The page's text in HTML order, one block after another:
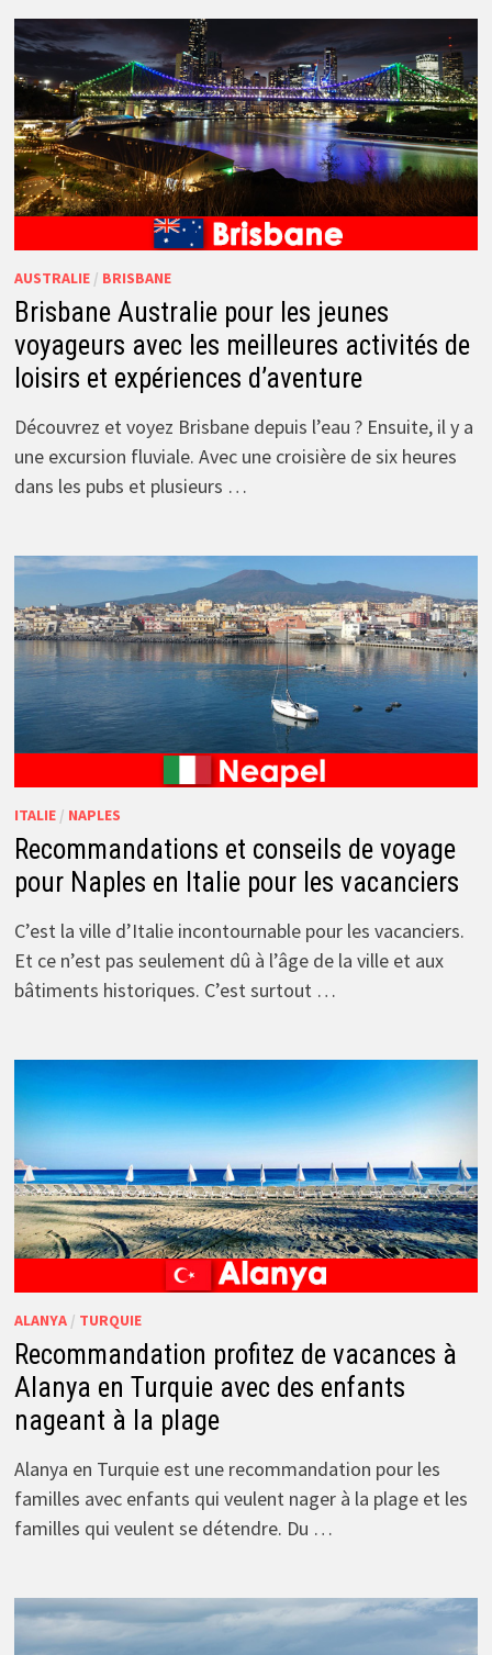
AUSTRALIE/ BRISBANE
Brisbane Australie pour les jeunes
voyageurs avec les meilleures activités de
loisirs et expériences d’aventure
Découvrez et voyez Brisbane depuis l’eau ? Ensuite, il y a
une excursion fluviale. Avec une croisière de six heures
dans les pubs et plusieurs …
ITALIE/ NAPLES
Recommandations et conseils de voyage
pour Naples en Italie pour les vacanciers
C’est la ville d’Italie incontournable pour les vacanciers.
Et ce n’est pas seulement dû à l’âge de la ville et aux
bâtiments historiques. C’est surtout …
ALANYA/ TURQUIE
Recommandation profitez de vacances à
Alanya en Turquie avec des enfants
nageant à la plage
Alanya en Turquie est une recommandation pour les
familles avec enfants qui veulent nager à la plage et les
familles qui veulent se détendre. Du …